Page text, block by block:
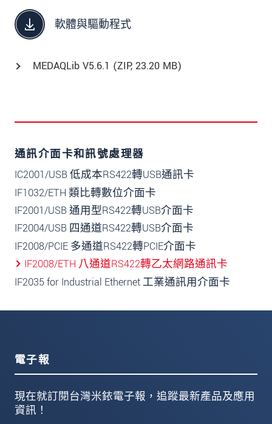
軟體與驅動程式
MEDAQLib V5.6.1 (ZIP, 23.20 MB)
通訊介面卡和訊號處理器
IC2001/USB 低成本RS422轉USB通訊卡
IF1032/ETH 類比轉數位介面卡
IF2001/USB 通用型RS422轉USB介面卡
IF2004/USB 四通道RS422轉USB介面卡
IF2008/PCIE 多通道RS422轉PCIE介面卡
IF2008/ETH 八通道RS422轉乙太網路通訊卡
IF2035 for Industrial Ethernet 工業通訊用介面卡
電子報
現在就訂閱台灣米銥電子報，追蹤最新產品及應用
資訊！